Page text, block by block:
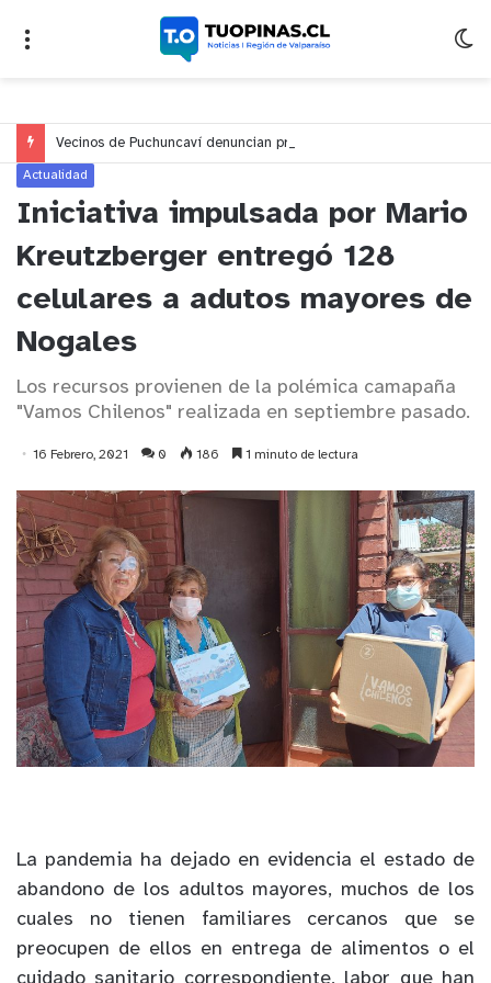
Actualidad
Iniciativa impulsada por Mario
Kreutzberger entregó 128
celulares a adutos mayores de
Nogales
Los recursos provienen de la polémica camapaña
"Vamos Chilenos" realizada en septiembre pasado.
16 Febrero, 2021 0 186 1 minuto de lectura
La pandemia ha dejado en evidencia el estado de
abandono de los adultos mayores, muchos de los
cuales no tienen familiares cercanos que se
preocupen de ellos en entrega de alimentos o el